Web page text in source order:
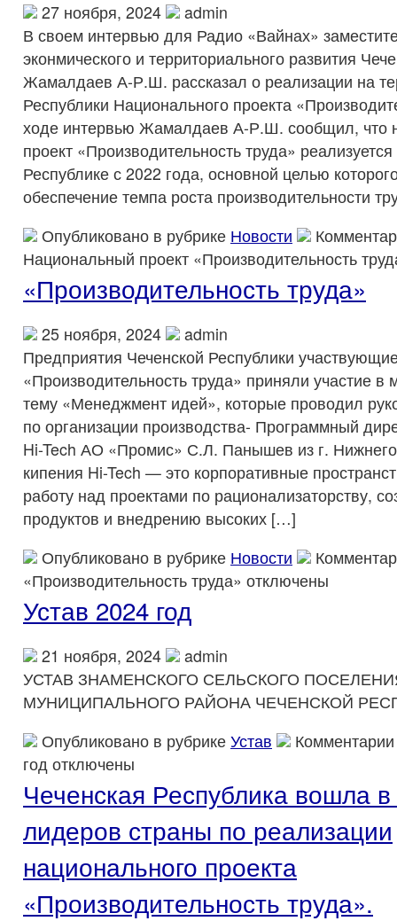
27 ноября, 2024
admin
В своем интервью для Радио «Вайнах»
эконмического и территориального развития
Жамалдаев А-Р.Ш. рассказал о реализации на
Республики Национального проекта
ходе интервью Жамалдаев А-Р.Ш. сообщил, что
проект «Производительность труда»
Республике с 2022 года, основной целью
обеспечение темпа роста производительности
Опубликовано в рубрике Новости
Национальный проект «Производительность
«Производительность труда»
25 ноября, 2024
admin
Предприятия Чеченской Республики
«Производительность труда» приняли участие в
тему «Менеджмент идей», которые проводил
по организации производства- Программный
Hi-Tech АО «Промис» С.Л. Панышев из г.
кипения Hi-Tech — это корпоративные
работу над проектами по рационализаторству,
продуктов и внедрению высоких […]
Опубликовано в рубрике Новости
«Производительность труда» отключены
Устав 2024 год
21 ноября, 2024
admin
УСТАВ ЗНАМЕНСКОГО СЕЛЬСКОГО
МУНИЦИПАЛЬНОГО РАЙОНА ЧЕЧЕНСКОЙ
Опубликовано в рубрике Устав Комментарии
год отключены
Чеченская Республика вошла
лидеров страны по реализации
национального проекта
«Производительность труда».